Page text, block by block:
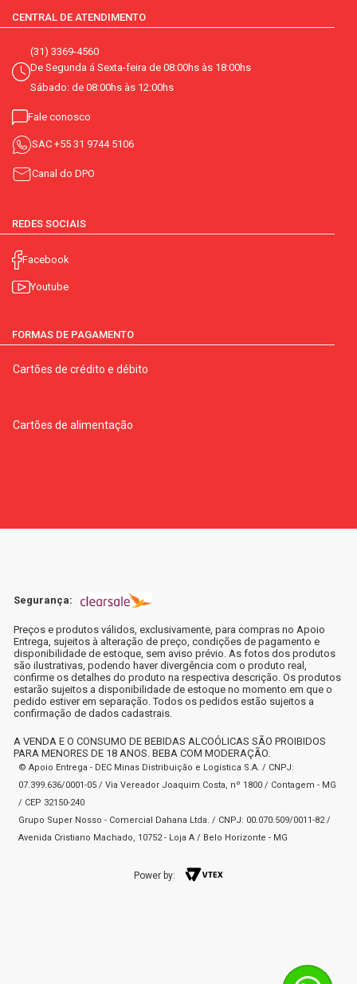
CENTRAL DE ATENDIMENTO
(31) 3369-4560
De Segunda á Sexta-feira de 08:00hs às 18:00hs
Sábado: de 08:00hs às 12:00hs
Fale conosco
SAC +55 31 9744 5106
Canal do DPO
REDES SOCIAIS
Facebook
Youtube
FORMAS DE PAGAMENTO
Cartões de crédito e débito
Cartões de alimentação
Segurança:
Preços e produtos válidos, exclusivamente, para compras no Apoio
Entrega, sujeitos à alteração de preço, condições de pagamento e
disponibilidade de estoque, sem aviso prévio. As fotos dos produtos
são ilustrativas, podendo haver divergência com o produto real,
confirme os detalhes do produto na respectiva descrição. Os produtos
estarão sujeitos a disponibilidade de estoque no momento em que o
pedido estiver em separação. Todos os pedidos estão sujeitos a
confirmação de dados cadastrais.
A VENDA E O CONSUMO DE BEBIDAS ALCOÓLICAS SÃO PROIBIDOS
PARA MENORES DE 18 ANOS. BEBA COM MODERAÇÃO.
© Apoio Entrega - DEC Minas Distribuição e Logística S.A. / CNPJ:
07.399.636/0001-05 / Via Vereador Joaquim Costa, nº 1800 / Contagem - MG
/ CEP 32150-240
Grupo Super Nosso - Comercial Dahana Ltda. / CNPJ: 00.070.509/0011-82 /
Avenida Cristiano Machado, 10752 - Loja A / Belo Horizonte - MG
Power by: